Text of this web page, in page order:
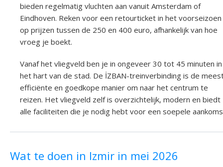
bieden regelmatig vluchten aan vanuit Amsterdam of
Eindhoven. Reken voor een retourticket in het voorseizoen
op prijzen tussen de 250 en 400 euro, afhankelijk van hoe
vroeg je boekt.
Vanaf het vliegveld ben je in ongeveer 30 tot 45 minuten in
het hart van de stad. De İZBAN-treinverbinding is de
efficiënte en goedkope manier om naar het centrum te
reizen. Het vliegveld zelf is overzichtelijk, modern en biedt
alle faciliteiten die je nodig hebt voor een soepele
Wat te doen in Izmir in mei 2026